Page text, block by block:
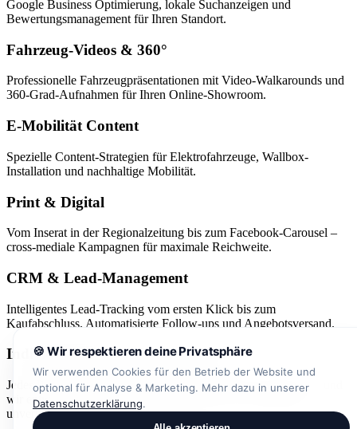
Google Business Optimierung, lokale Suchanzeigen und
Bewertungsmanagement für Ihren Standort.
Fahrzeug-Videos & 360°
Professionelle Fahrzeugpräsentationen mit Video-Walkarounds und
360-Grad-Aufnahmen für Ihren Online-Showroom.
E-Mobilität Content
Spezielle Content-Strategien für Elektrofahrzeuge, Wallbox-
Installation und nachhaltige Mobilität.
Print & Digital
Vom Inserat in der Regionalzeitung bis zum Facebook-Carousel –
cross-mediale Kampagnen für maximale Reichweite.
CRM & Lead-Management
Intelligentes Lead-Tracking vom ersten Klick bis zum
Kaufabschluss. Automatisierte Follow-ups und Angebotsversand.
Individuelle Beratung gewünscht?
Jedes Projekt ist einzigartig. Erzählen Sie uns von Ihren Zielen und
wir entwickeln eine maßgeschneiderte Lösung – transparent,
unverbindlich und auf Augenhöhe.
🍪 Wir respektieren deine Privatsphäre
Wir verwenden Cookies für den Betrieb der Website und
optional für Analyse & Marketing. Mehr dazu in unserer
Datenschutzerklärung.